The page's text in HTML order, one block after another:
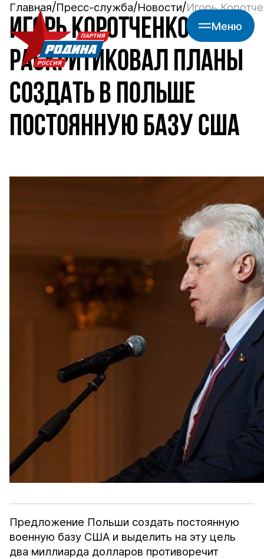
Меню
Главная Пресс-служба Новости Игорь
ИГОРЬ КОРОТЧЕНКО
РАСКРИТИКОВАЛ ПЛАНЫ
СОЗДАТЬ В ПОЛЬШЕ
ПОСТОЯННУЮ БАЗУ США
Предложение Польши создать постоянную
военную базу США и выделить на эту цель
два миллиарда долларов противоречит